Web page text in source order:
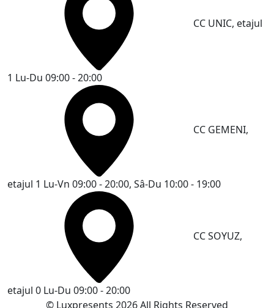
CC UNIC, etajul
1 Lu-Du 09:00 - 20:00
CC GEMENI,
etajul 1 Lu-Vn 09:00 - 20:00, Sâ-Du 10:00 - 19:00
CC SOYUZ,
etajul 0 Lu-Du 09:00 - 20:00
© Luxpresents 2026 All Rights Reserved